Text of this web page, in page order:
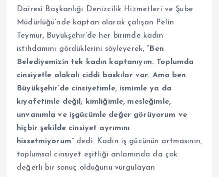
Dairesi Başkanlığı Denizcilik Hizmetleri ve Şube
Müdürlüğü’nde kaptan olarak çalışan Pelin
Teymur, Büyükşehir’de her birimde kadın
istihdamını gördüklerini söyleyerek,“Ben
Belediyemizin tek kadın kaptanıyım. Toplumda
cinsiyetle alakalı ciddi baskılar var. Ama ben
Büyükşehir’de cinsiyetimle, ismimle ya da
kıyafetimle değil; kimliğimle, mesleğimle,
unvanımla ve işgücümle değer görüyorum ve
hiçbir şekilde cinsiyet ayrımını
hissetmiyorum” dedi. Kadın iş gücünün artmasının,
toplumsal cinsiyet eşitliği anlamında da çok
değerli bir sonuç olduğunu vurgulayan